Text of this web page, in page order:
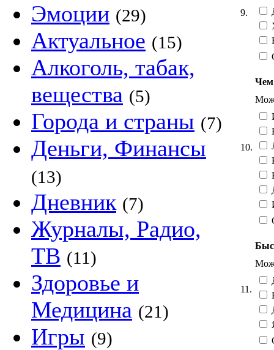
Эмоции (29)
Актуальное (15)
Алкоголь, табак,
вещества (5)
Города и страны (7)
Деньги, Финансы
(13)
Дневник (7)
Журналы, Радио,
ТВ (11)
Здоровье и
Медицина (21)
Игры (9)
9.
10.
Чем
11.